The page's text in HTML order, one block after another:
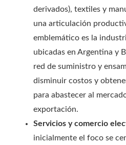
derivados), textiles y
una articulación
emblemático es la
ubicadas en Argentina y
red de suministro y
disminuir costos y
para abastecer al
exportación.
Servicios y comercio
inicialmente el foco se